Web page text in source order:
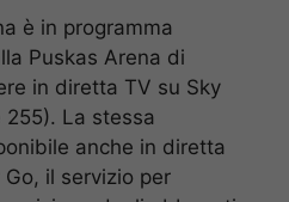
è in programma
Puskas Arena di
in diretta TV su Sky
La stessa
anche in diretta
il servizio per